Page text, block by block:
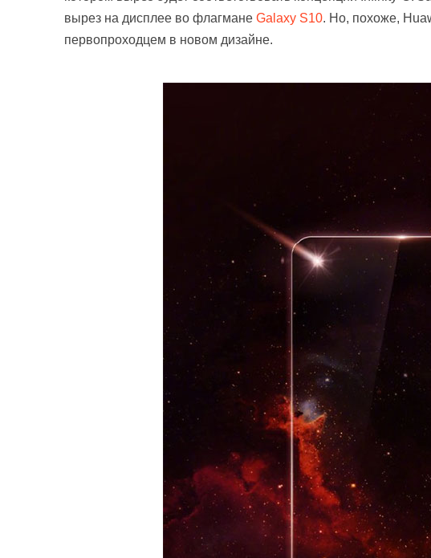
вырез на дисплее во флагмане Galaxy S10. Но, похоже,
первопроходцем в новом дизайне.